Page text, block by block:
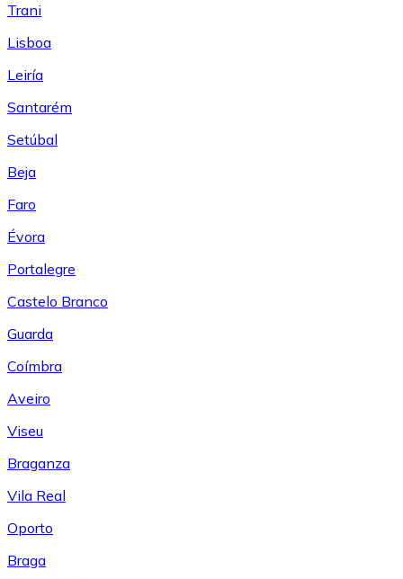
Trani
Lisboa
Leiría
Santarém
Setúbal
Beja
Faro
Évora
Portalegre
Castelo Branco
Guarda
Coímbra
Aveiro
Viseu
Braganza
Vila Real
Oporto
Braga